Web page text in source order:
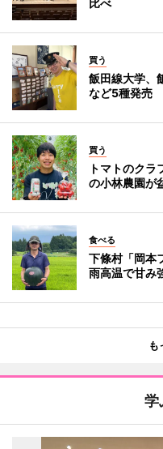
買う
飯田線大学、
など5種発売
買う
トマトのク
の小林農園が
食べる
下條村「岡本
雨高温で甘み
も
学